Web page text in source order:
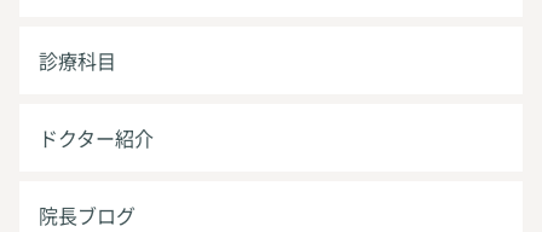
診療科目
ドクター紹介
院長ブログ